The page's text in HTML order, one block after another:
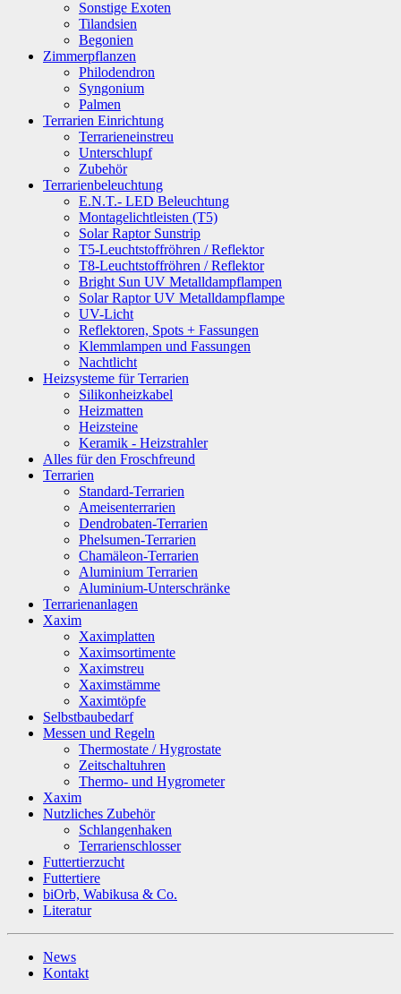
Sonstige Exoten
Tilandsien
Begonien
Zimmerpflanzen
Philodendron
Syngonium
Palmen
Terrarien Einrichtung
Terrarieneinstreu
Unterschlupf
Zubehör
Terrarienbeleuchtung
E.N.T.- LED Beleuchtung
Montagelichtleisten (T5)
Solar Raptor Sunstrip
T5-Leuchtstoffröhren / Reflektor
T8-Leuchtstoffröhren / Reflektor
Bright Sun UV Metalldampflampen
Solar Raptor UV Metalldampflampe
UV-Licht
Reflektoren, Spots + Fassungen
Klemmlampen und Fassungen
Nachtlicht
Heizsysteme für Terrarien
Silikonheizkabel
Heizmatten
Heizsteine
Keramik - Heizstrahler
Alles für den Froschfreund
Terrarien
Standard-Terrarien
Ameisenterrarien
Dendrobaten-Terrarien
Phelsumen-Terrarien
Chamäleon-Terrarien
Aluminium Terrarien
Aluminium-Unterschränke
Terrarienanlagen
Xaxim
Xaximplatten
Xaximsortimente
Xaximstreu
Xaximstämme
Xaximtöpfe
Selbstbaubedarf
Messen und Regeln
Thermostate / Hygrostate
Zeitschaltuhren
Thermo- und Hygrometer
Xaxim
Nutzliches Zubehör
Schlangenhaken
Terrarienschlosser
Futtertierzucht
Futtertiere
biOrb, Wabikusa & Co.
Literatur
News
Kontakt